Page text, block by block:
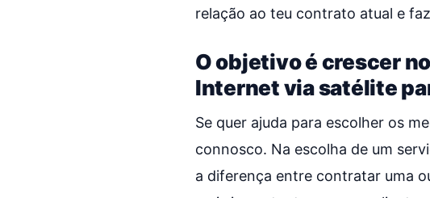
relação ao teu contrato atual e
O objetivo é crescer
Internet via satélite
Se quer ajuda para escolher os
connosco. Na escolha de um
a diferença entre contratar uma